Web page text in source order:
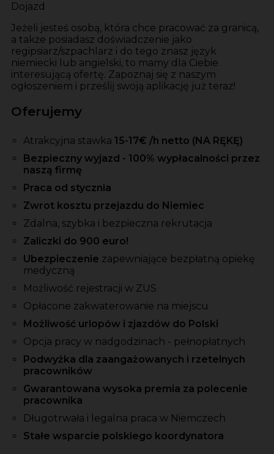
Dojazd
Jeżeli jesteś osobą, która chce pracować za granicą,
a także posiadasz doświadczenie jako
regipsiarz/szpachlarz i do tego znasz język
niemiecki lub angielski, to mamy dla Ciebie
interesującą ofertę. Zapoznaj się z naszym
ogłoszeniem i prześlij swoją aplikację już teraz!
Oferujemy
Atrakcyjna stawka 15-17€ /h netto (NA RĘKĘ)
Bezpieczny wyjazd - 100% wypłacalności przez
naszą firmę
Praca od stycznia
Zwrot kosztu przejazdu do Niemiec
Zdalna, szybka i bezpieczna rekrutacja
Zaliczki do 900 euro!
Ubezpieczenie zapewniające bezpłatną opiekę
medyczną
Możliwość rejestracji w ZUS
Opłacone zakwaterowanie na miejscu
Możliwość urlopów i zjazdów do Polski
Opcja pracy w nadgodzinach - pełnopłatnych
Podwyżka dla zaangażowanych i rzetelnych
pracowników
Gwarantowana wysoka premia za polecenie
pracownika
Długotrwała i legalna praca w Niemczech
Stałe wsparcie polskiego koordynatora